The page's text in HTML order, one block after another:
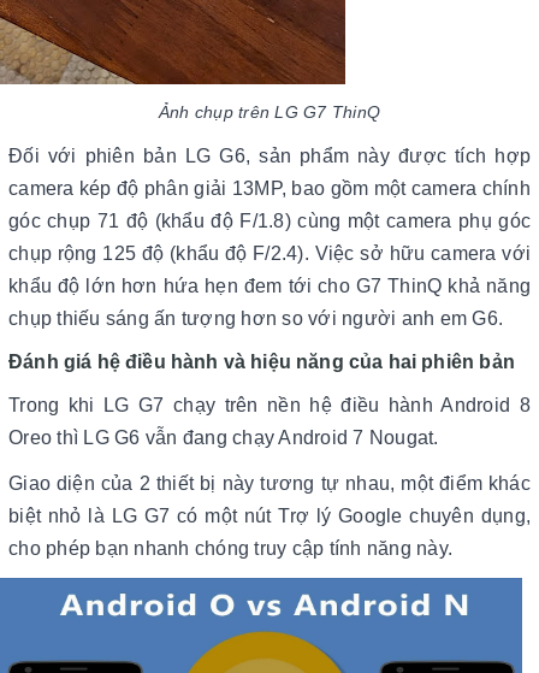
Ảnh chụp trên LG G7 ThinQ
Đối với phiên bản LG G6, sản phẩm này được tích hợp
camera kép độ phân giải 13MP, bao gồm một camera chính
góc chụp 71 độ (khẩu độ F/1.8) cùng một camera phụ góc
chụp rộng 125 độ (khẩu độ F/2.4). Việc sở hữu camera với
khẩu độ lớn hơn hứa hẹn đem tới cho G7 ThinQ khả năng
chụp thiếu sáng ấn tượng hơn so với người anh em G6.
Đánh giá hệ điều hành và hiệu năng của hai phiên bản
Trong khi LG G7 chạy trên nền hệ điều hành Android 8
Oreo thì LG G6 vẫn đang chạy Android 7 Nougat.
Giao diện của 2 thiết bị này tương tự nhau, một điểm khác
biệt nhỏ là LG G7 có một nút Trợ lý Google chuyên dụng,
cho phép bạn nhanh chóng truy cập tính năng này.